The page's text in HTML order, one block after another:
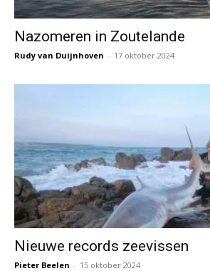
Nazomeren in Zoutelande
Rudy van Duijnhoven - 17 oktober 2024
Nieuwe records zeevissen
Pieter Beelen - 15 oktober 2024